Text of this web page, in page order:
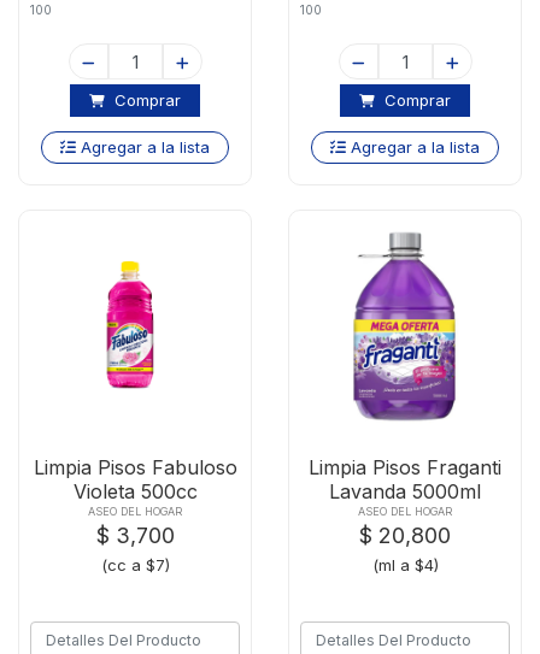
100
Comprar
Agregar a la lista
100
Comprar
Agregar a la lista
Limpia Pisos Fabuloso
Violeta 500cc
ASEO DEL HOGAR
$ 3,700
(cc a $7)
Limpia Pisos Fraganti
Lavanda 5000ml
ASEO DEL HOGAR
$ 20,800
(ml a $4)